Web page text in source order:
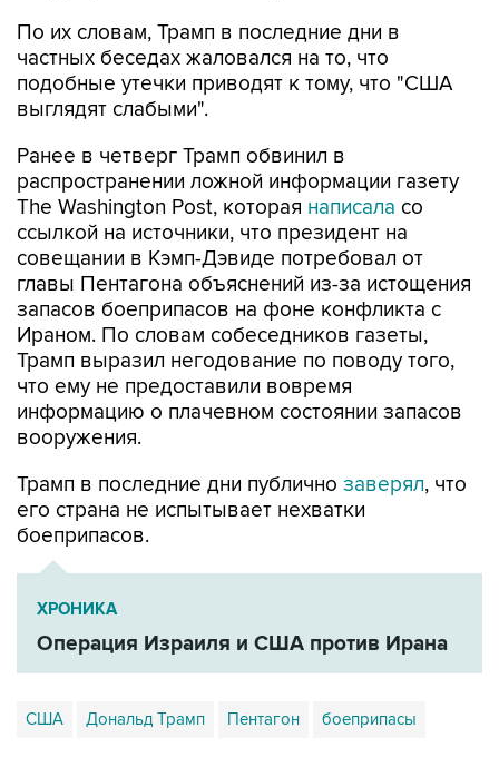
По их словам, Трамп в последние дни в
частных беседах жаловался на то, что
подобные утечки приводят к тому, что "США
выглядят слабыми".
Ранее в четверг Трамп обвинил в
распространении ложной информации газету
The Washington Post, которая написала со
ссылкой на источники, что президент на
совещании в Кэмп-Дэвиде потребовал от
главы Пентагона объяснений из-за истощения
запасов боеприпасов на фоне конфликта с
Ираном. По словам собеседников газеты,
Трамп выразил негодование по поводу того,
что ему не предоставили вовремя
информацию о плачевном состоянии запасов
вооружения.
Трамп в последние дни публично заверял, что
его страна не испытывает нехватки
боеприпасов.
ХРОНИКА
Операция Израиля и США против Ирана
США Дональд Трамп Пентагон боеприпасы